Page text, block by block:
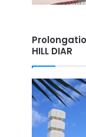
HILL DIAR